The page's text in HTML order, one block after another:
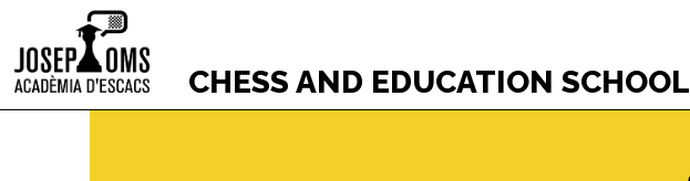
CHESS AND EDUCATION SCHOOL